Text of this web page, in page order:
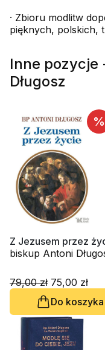
· Zbioru modlitw
pięknych, polskich,
Inne pozycje
Długosz
%
Z Jezusem przez
biskup Antoni
79,00 zł 75,00 zł
Do koszyka